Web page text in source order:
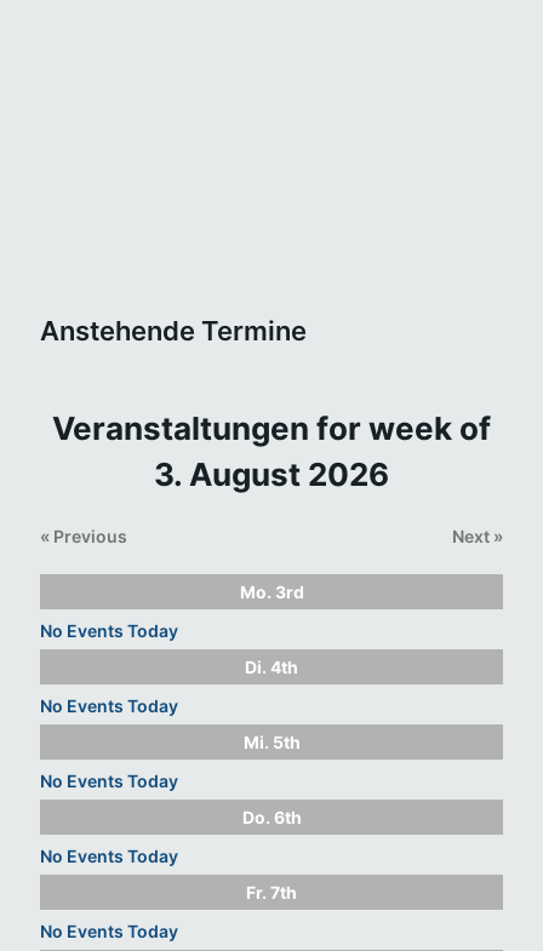
Anstehende Termine
Veranstaltungen for week of
3. August 2026
« Previous Next »
Mo. 3rd
No Events Today
Di. 4th
No Events Today
Mi. 5th
No Events Today
Do. 6th
No Events Today
Fr. 7th
No Events Today